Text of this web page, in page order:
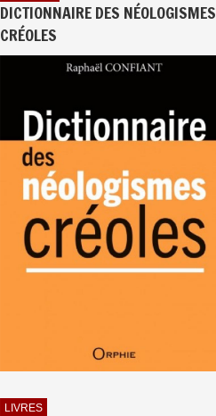
DICTIONNAIRE DES NÉOLOGISMES
CRÉOLES
LIVRES